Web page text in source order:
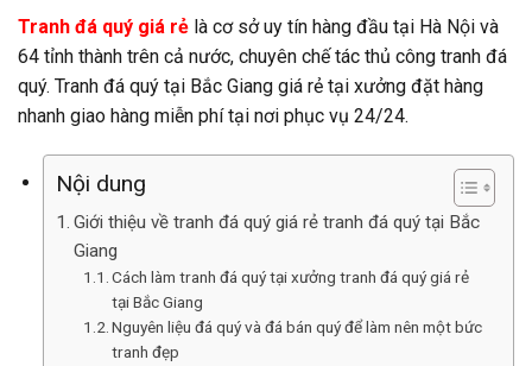
Tranh đá quý giá rẻ là cơ sở uy tín hàng đầu tại Hà Nội và
64 tỉnh thành trên cả nước, chuyên chế tác thủ công tranh đá
quý. Tranh đá quý tại Bắc Giang giá rẻ tại xưởng đặt hàng
nhanh giao hàng miễn phí tại nơi phục vụ 24/24.
Nội dung
Giới thiệu về tranh đá quý giá rẻ tranh đá quý tại Bắc
Giang
Cách làm tranh đá quý tại xưởng tranh đá quý giá rẻ
tại Bắc Giang
Nguyên liệu đá quý và đá bán quý để làm nên một bức
tranh đẹp